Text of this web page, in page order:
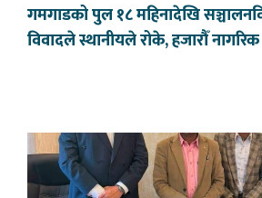
गमगाडको पुल १८ महिनादेखि
विवादले स्थानीयले रोके, हजारौँ